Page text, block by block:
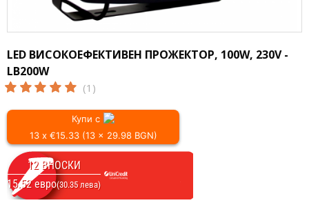
LED ВИСОКОЕФЕКТИВЕН ПРОЖЕКТОР, 100W, 230V -
LB200W
(1)
Купи с
13 x €15.33 (13 x 29.98 BGN)
12 ВНОСКИ
15.52 евро(30.35 лева)